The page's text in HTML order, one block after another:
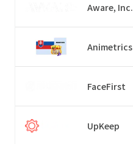
Aware, Inc.
Animetrics
FaceFirst
UpKeep